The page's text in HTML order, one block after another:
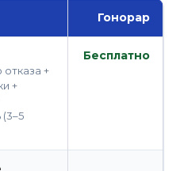
Гонорар
+
+
Бесплатно